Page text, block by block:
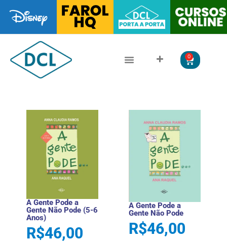
0
A Gente Pode a
Gente Não Pode (5-6
Anos)
R$46,00
A Gente Pode a
Gente Não Pode
R$46,00